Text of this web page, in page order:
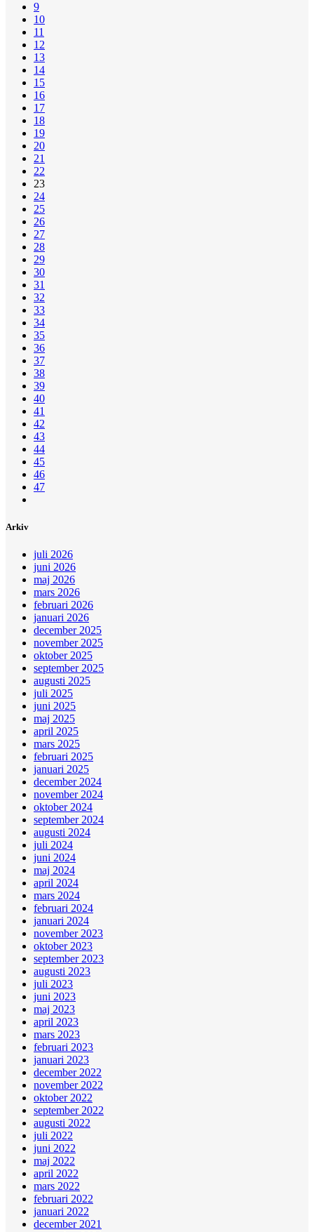
9
10
11
12
13
14
15
16
17
18
19
20
21
22
23
24
25
26
27
28
29
30
31
32
33
34
35
36
37
38
39
40
41
42
43
44
45
46
47
Arkiv
juli 2026
juni 2026
maj 2026
mars 2026
februari 2026
januari 2026
december 2025
november 2025
oktober 2025
september 2025
augusti 2025
juli 2025
juni 2025
maj 2025
april 2025
mars 2025
februari 2025
januari 2025
december 2024
november 2024
oktober 2024
september 2024
augusti 2024
juli 2024
juni 2024
maj 2024
april 2024
mars 2024
februari 2024
januari 2024
november 2023
oktober 2023
september 2023
augusti 2023
juli 2023
juni 2023
maj 2023
april 2023
mars 2023
februari 2023
januari 2023
december 2022
november 2022
oktober 2022
september 2022
augusti 2022
juli 2022
juni 2022
maj 2022
april 2022
mars 2022
februari 2022
januari 2022
december 2021